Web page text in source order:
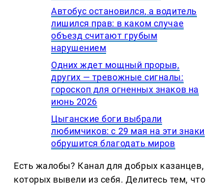
Автобус остановился, а водитель
лишился прав: в каком случае
объезд считают грубым
нарушением
Одних ждет мощный прорыв,
других — тревожные сигналы:
гороскоп для огненных знаков на
июнь 2026
Цыганские боги выбрали
любимчиков: с 29 мая на эти знаки
обрушится благодать миров
Есть жалобы? Канал для добрых казанцев,
которых вывели из себя. Делитеcь тем, что